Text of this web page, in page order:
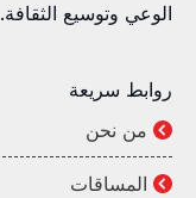
الوعي وتوسيع الثقافة.
روابط سريعة
من نحن
المساقات